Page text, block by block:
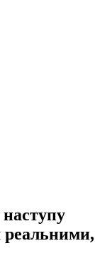
наступу
реальними,